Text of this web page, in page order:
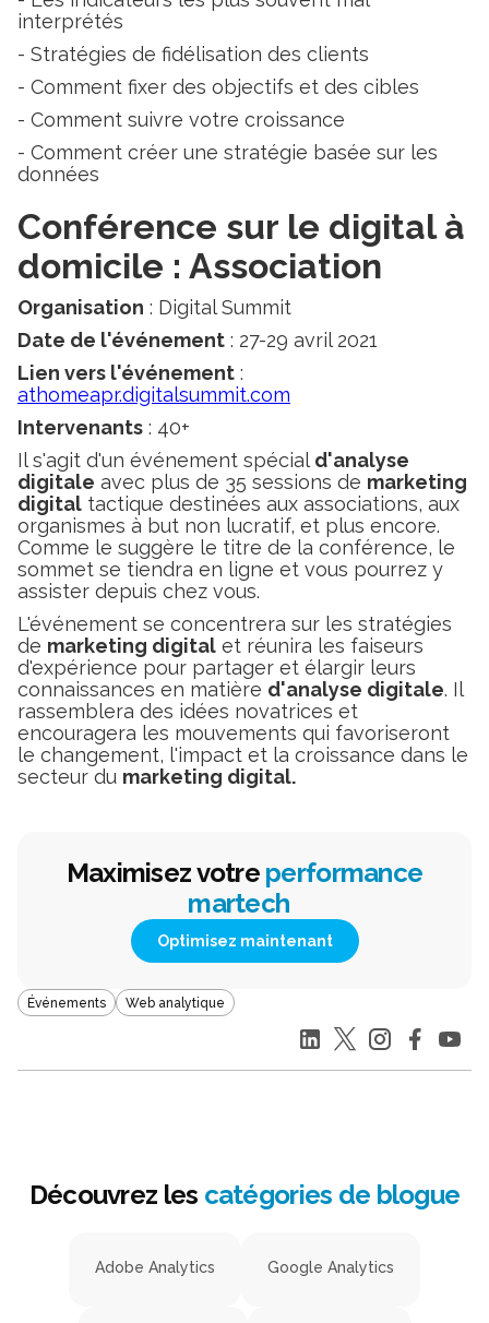
interprétés
- Stratégies de fidélisation des clients
- Comment fixer des objectifs et des cibles
- Comment suivre votre croissance
- Comment créer une stratégie basée sur les
données
Conférence sur le digital à
domicile : Association
Organisation : Digital Summit
Date de l'événement : 27-29 avril 2021
Lien vers l'événement :
athomeapr.digitalsummit.com
Intervenants : 40+
Il s'agit d'un événement spécial d'analyse
digitale avec plus de 35 sessions de marketing
digital tactique destinées aux associations, aux
organismes à but non lucratif, et plus encore.
Comme le suggère le titre de la conférence, le
sommet se tiendra en ligne et vous pourrez y
assister depuis chez vous.
L'événement se concentrera sur les stratégies
de marketing digital et réunira les faiseurs
d'expérience pour partager et élargir leurs
connaissances en matière d'analyse digitale. Il
rassemblera des idées novatrices et
encouragera les mouvements qui favoriseront
le changement, l'impact et la croissance dans le
secteur du marketing digital.
Maximisez votre performance
martech
Optimisez maintenant
Événements Web analytique
Découvrez les catégories de blogue
Adobe Analytics Google Analytics